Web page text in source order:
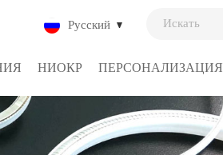
Русский
НИОКР ПЕРСОНАЛИЗАЦИЯ